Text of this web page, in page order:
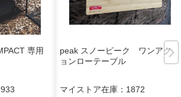
専用
peak スノーピーク ワンアクシ
ョンローテーブル
マイストア在庫： 1872